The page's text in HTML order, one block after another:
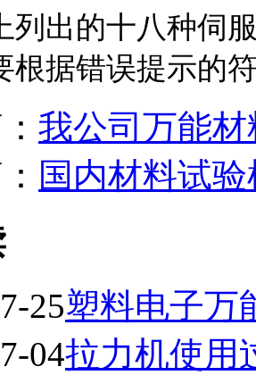
列出的十八种伺
根据错误提示的
我公司万能
国内材料试
25塑料电子万
04拉力机使用